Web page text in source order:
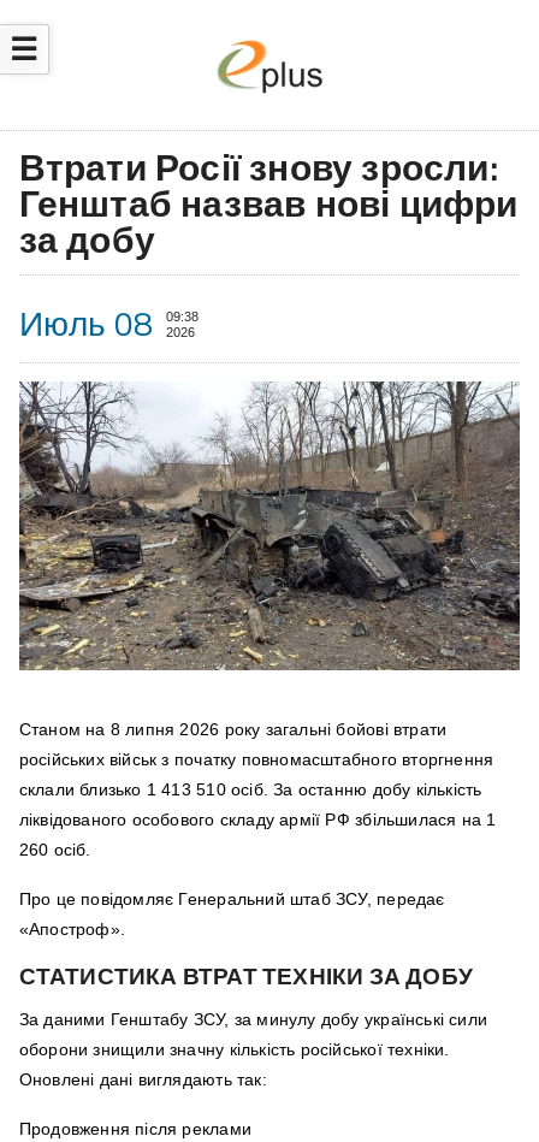
☰
Втрати Росії знову зросли:
Генштаб назвав нові цифри
за добу
Июль 08
09:38
2026
Станом на 8 липня 2026 року загальні бойові втрати
російських військ з початку повномасштабного вторгнення
склали близько 1 413 510 осіб. За останню добу кількість
ліквідованого особового складу армії РФ збільшилася на 1
260 осіб.
Про це повідомляє Генеральний штаб ЗСУ, передає
«Апостроф».
СТАТИСТИКА ВТРАТ ТЕХНІКИ ЗА ДОБУ
За даними Генштабу ЗСУ, за минулу добу українські сили
оборони знищили значну кількість російської техніки.
Оновлені дані виглядають так:
Продовження після реклами